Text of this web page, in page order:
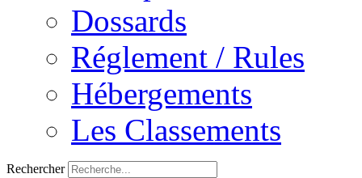
Dossards
Réglement / Rules
Hébergements
Les Classements
Rechercher